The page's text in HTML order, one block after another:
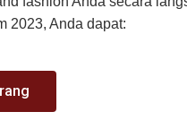
2023, Anda dapat: